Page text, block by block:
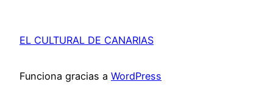
EL CULTURAL DE CANARIAS
Funciona gracias a WordPress